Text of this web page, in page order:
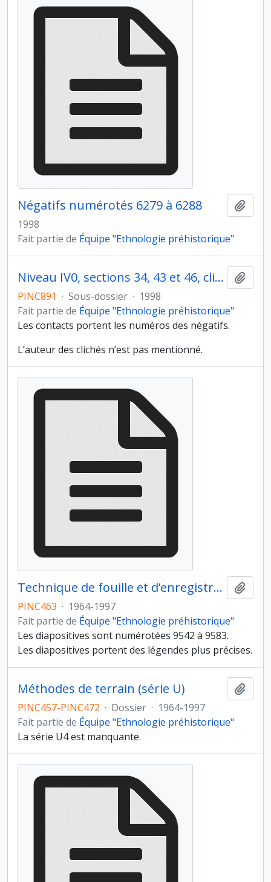
Négatifs numérotés 6279 à 6288
1998
Fait partie de Équipe "Ethnologie préhistorique"
Niveau IV0, sections 34, 43 et 46, clichés des mètres carrés (fiches 3015-3063).
PINC891 · Sous-dossier · 1998
Fait partie de Équipe "Ethnologie préhistorique"
Les contacts portent les numéros des négatifs.
L’auteur des clichés n’est pas mentionné.
Technique de fouille et d’enregistrement
PINC463 · 1964-1997
Fait partie de Équipe "Ethnologie préhistorique"
Les diapositives sont numérotées 9542 à 9583.
Les diapositives portent des légendes plus précises.
Méthodes de terrain (série U)
PINC457-PINC472 · Dossier · 1964-1997
Fait partie de Équipe "Ethnologie préhistorique"
La série U4 est manquante.